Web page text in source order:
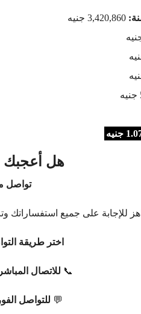
هل أعجبك
تواصل
للإجابة على جميع استفساراتك
اختر طريقة
📞 للاتصال
💬 للتواصل